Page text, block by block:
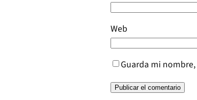
Web
Guarda mi